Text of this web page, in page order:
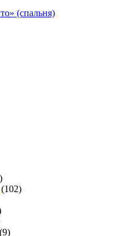
(спальня)
(102)
(9)